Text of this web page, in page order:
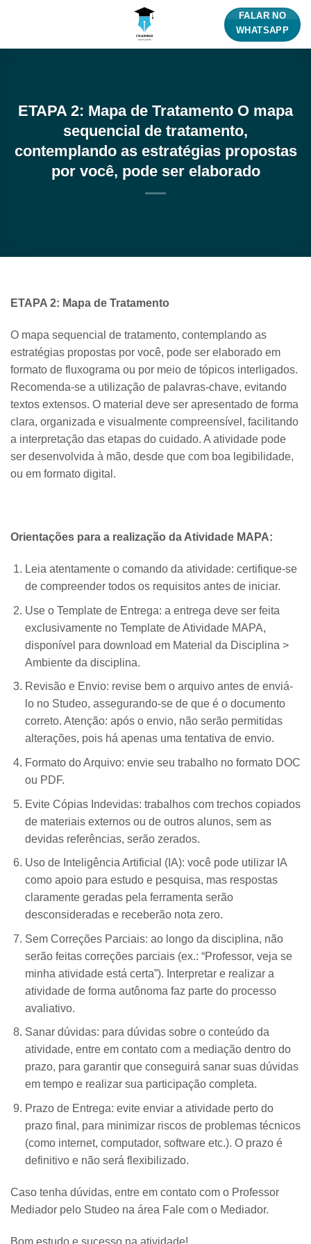
FALAR NO
WHATSAPP
ETAPA 2: Mapa de Tratamento O mapa
sequencial de tratamento,
contemplando as estratégias propostas
por você, pode ser elaborado
ETAPA 2: Mapa de Tratamento
O mapa sequencial de tratamento, contemplando as
estratégias propostas por você, pode ser elaborado em
formato de fluxograma ou por meio de tópicos interligados.
Recomenda-se a utilização de palavras-chave, evitando
textos extensos. O material deve ser apresentado de forma
clara, organizada e visualmente compreensível, facilitando
a interpretação das etapas do cuidado. A atividade pode
ser desenvolvida à mão, desde que com boa legibilidade,
ou em formato digital.
Orientações para a realização da Atividade MAPA:
Leia atentamente o comando da atividade: certifique-se
de compreender todos os requisitos antes de iniciar.
Use o Template de Entrega: a entrega deve ser feita
exclusivamente no Template de Atividade MAPA,
disponível para download em Material da Disciplina >
Ambiente da disciplina.
Revisão e Envio: revise bem o arquivo antes de enviá-
lo no Studeo, assegurando-se de que é o documento
correto. Atenção: após o envio, não serão permitidas
alterações, pois há apenas uma tentativa de envio.
Formato do Arquivo: envie seu trabalho no formato DOC
ou PDF.
Evite Cópias Indevidas: trabalhos com trechos copiados
de materiais externos ou de outros alunos, sem as
devidas referências, serão zerados.
Uso de Inteligência Artificial (IA): você pode utilizar IA
como apoio para estudo e pesquisa, mas respostas
claramente geradas pela ferramenta serão
desconsideradas e receberão nota zero.
Sem Correções Parciais: ao longo da disciplina, não
serão feitas correções parciais (ex.: “Professor, veja se
minha atividade está certa”). Interpretar e realizar a
atividade de forma autônoma faz parte do processo
avaliativo.
Sanar dúvidas: para dúvidas sobre o conteúdo da
atividade, entre em contato com a mediação dentro do
prazo, para garantir que conseguirá sanar suas dúvidas
em tempo e realizar sua participação completa.
Prazo de Entrega: evite enviar a atividade perto do
prazo final, para minimizar riscos de problemas técnicos
(como internet, computador, software etc.). O prazo é
definitivo e não será flexibilizado.
Caso tenha dúvidas, entre em contato com o Professor
Mediador pelo Studeo na área Fale com o Mediador.
Bom estudo e sucesso na atividade!